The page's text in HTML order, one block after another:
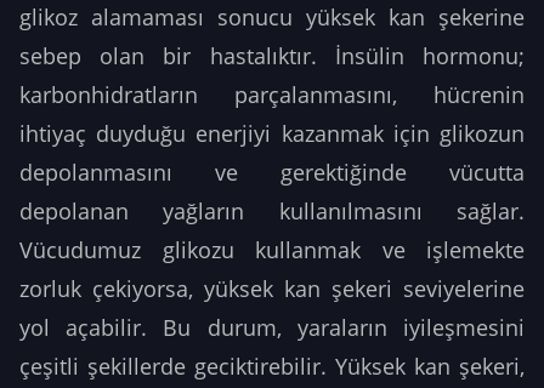
glikoz alamaması sonucu yüksek kan şekerine
sebep olan bir hastalıktır. İnsülin hormonu;
karbonhidratların parçalanmasını, hücrenin
ihtiyaç duyduğu enerjiyi kazanmak için glikozun
depolanmasını ve gerektiğinde vücutta
depolanan yağların kullanılmasını sağlar.
Vücudumuz glikozu kullanmak ve işlemekte
zorluk çekiyorsa, yüksek kan şekeri seviyelerine
yol açabilir. Bu durum, yaraların iyileşmesini
çeşitli şekillerde geciktirebilir. Yüksek kan şekeri,